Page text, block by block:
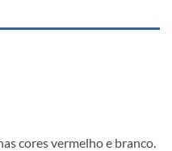
cores vermelho e branco.